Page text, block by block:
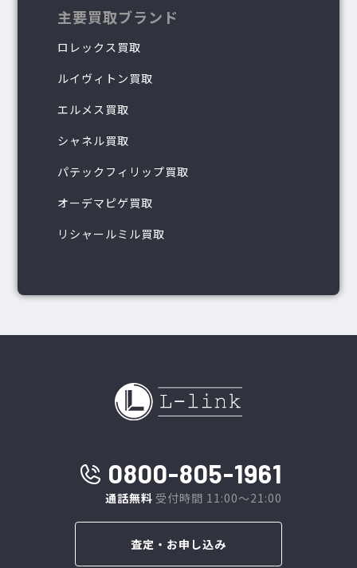
主要買取ブランド
ロレックス買取
ルイヴィトン買取
エルメス買取
シャネル買取
パテックフィリップ買取
オーデマピゲ買取
リシャールミル買取
0800-805-1961
通話無料 受付時間 11:00～21:00
査定・お申し込み